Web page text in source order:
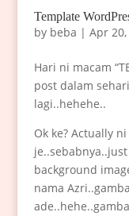
Template
by beba | Apr
Hari ni macam
post dalam
lagi..hehehe..
Ok ke? Actually
background
nama